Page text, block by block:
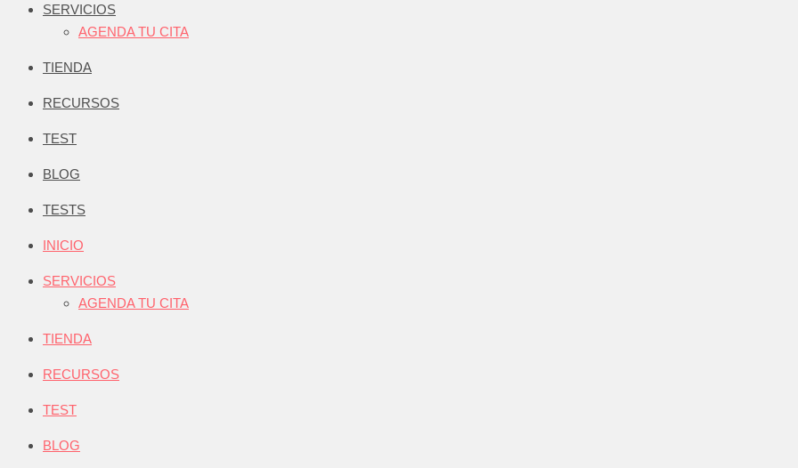
SERVICIOS
AGENDA TU CITA
TIENDA
RECURSOS
TEST
BLOG
TESTS
INICIO
SERVICIOS
AGENDA TU CITA
TIENDA
RECURSOS
TEST
BLOG